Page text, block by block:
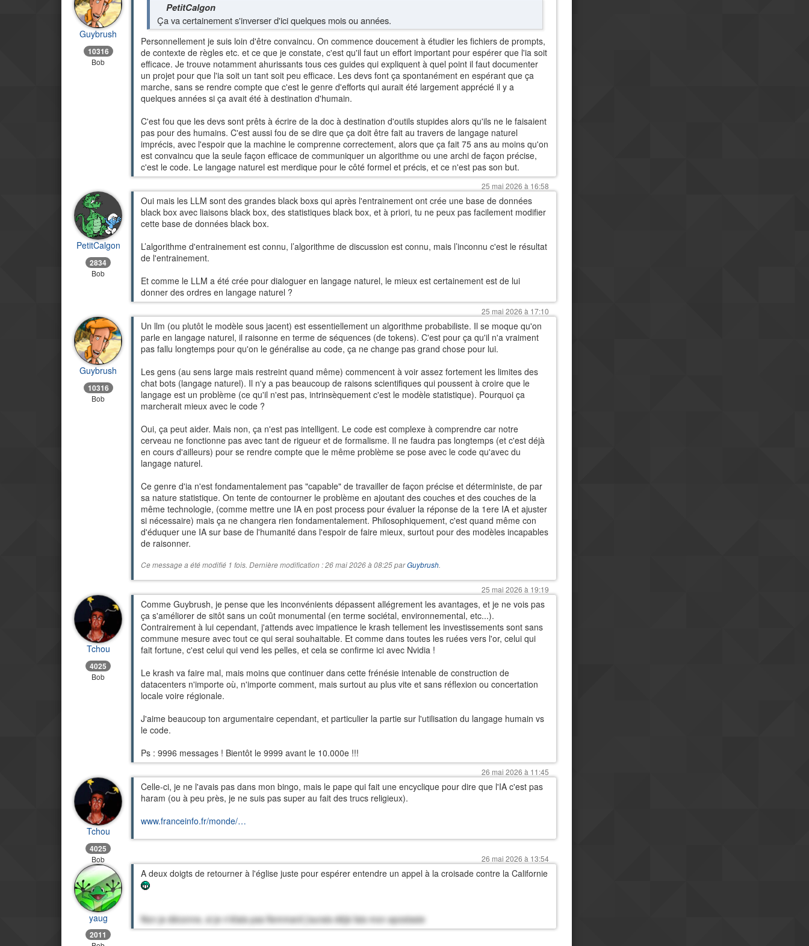
Guybrush
10316
Bob
PetitCalgon
Ça va certainement s'inverser d'ici quelques mois ou années.
Personnellement je suis loin d'être convaincu. On commence doucement à étudier les fichiers de prompts,
de contexte de règles etc. et ce que je constate, c'est qu'il faut un effort important pour espérer que l'ia soit
efficace. Je trouve notamment ahurissants tous ces guides qui expliquent à quel point il faut documenter
un projet pour que l'ia soit un tant soit peu efficace. Les devs font ça spontanément en espérant que ça
marche, sans se rendre compte que c'est le genre d'efforts qui aurait été largement apprécié il y a
quelques années si ça avait été à destination d'humain.
C'est fou que les devs sont prêts à écrire de la doc à destination d'outils stupides alors qu'ils ne le faisaient
pas pour des humains. C'est aussi fou de se dire que ça doit être fait au travers de langage naturel
imprécis, avec l'espoir que la machine le comprenne correctement, alors que ça fait 75 ans au moins qu'on
est convaincu que la seule façon efficace de communiquer un algorithme ou une archi de façon précise,
c'est le code. Le langage naturel est merdique pour le côté formel et précis, et ce n'est pas son but.
PetitCalgon
2834
Bob
25 mai 2026 à 16:58
Oui mais les LLM sont des grandes black boxs qui après l'entrainement ont crée une base de données
black box avec liaisons black box, des statistiques black box, et à priori, tu ne peux pas facilement modifier
cette base de données black box.
L’algorithme d'entrainement est connu, l’algorithme de discussion est connu, mais l’inconnu c'est le résultat
de l'entrainement.
Et comme le LLM a été crée pour dialoguer en langage naturel, le mieux est certainement est de lui
donner des ordres en langage naturel ?
Guybrush
10316
Bob
25 mai 2026 à 17:10
Un llm (ou plutôt le modèle sous jacent) est essentiellement un algorithme probabiliste. Il se moque qu'on
parle en langage naturel, il raisonne en terme de séquences (de tokens). C'est pour ça qu'il n'a vraiment
pas fallu longtemps pour qu'on le généralise au code, ça ne change pas grand chose pour lui.
Les gens (au sens large mais restreint quand même) commencent à voir assez fortement les limites des
chat bots (langage naturel). Il n'y a pas beaucoup de raisons scientifiques qui poussent à croire que le
langage est un problème (ce qu'il n'est pas, intrinsèquement c'est le modèle statistique). Pourquoi ça
marcherait mieux avec le code ?
Oui, ça peut aider. Mais non, ça n'est pas intelligent. Le code est complexe à comprendre car notre
cerveau ne fonctionne pas avec tant de rigueur et de formalisme. Il ne faudra pas longtemps (et c'est déjà
en cours d'ailleurs) pour se rendre compte que le même problème se pose avec le code qu'avec du
langage naturel.
Ce genre d'ia n'est fondamentalement pas "capable" de travailler de façon précise et déterministe, de par
sa nature statistique. On tente de contourner le problème en ajoutant des couches et des couches de la
même technologie, (comme mettre une IA en post process pour évaluer la réponse de la 1ere IA et ajuster
si nécessaire) mais ça ne changera rien fondamentalement. Philosophiquement, c'est quand même con
d'éduquer une IA sur base de l'humanité dans l'espoir de faire mieux, surtout pour des modèles incapables
de raisonner.
Ce message a été modifié 1 fois. Dernière modification : 26 mai 2026 à 08:25 parGuybrush.
Tchou
4025
Bob
25 mai 2026 à 19:19
Comme Guybrush, je pense que les inconvénients dépassent allégrement les avantages, et je ne vois pas
ça s'améliorer de sitôt sans un coût monumental (en terme sociétal, environnemental, etc...).
Contrairement à lui cependant, j'attends avec impatience le krash tellement les investissements sont sans
commune mesure avec tout ce qui serai souhaitable. Et comme dans toutes les ruées vers l'or, celui qui
fait fortune, c'est celui qui vend les pelles, et cela se confirme ici avec Nvidia !
Le krash va faire mal, mais moins que continuer dans cette frénésie intenable de construction de
datacenters n'importe où, n'importe comment, mais surtout au plus vite et sans réflexion ou concertation
locale voire régionale.
J'aime beaucoup ton argumentaire cependant, et particulier la partie sur l'utilisation du langage humain vs
le code.
Ps : 9996 messages ! Bientôt le 9999 avant le 10.000e !!!
Tchou
4025
Bob
26 mai 2026 à 11:45
Celle-ci, je ne l'avais pas dans mon bingo, mais le pape qui fait une encyclique pour dire que l'IA c'est pas
haram (ou à peu près, je ne suis pas super au fait des trucs religieux).
www.franceinfo.fr/monde/…
yaug
2011
26 mai 2026 à 13:54
A deux doigts de retourner à l'église juste pour espérer entendre un appel à la croisade contre la Californie
Non je déconne, si je n'étais pas flemmard j'aurais déjà fais mon apostasie